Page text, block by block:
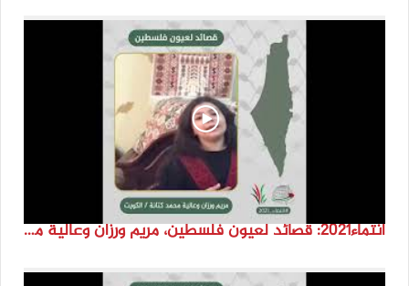
انتماء2021: قصائد لعيون فلسطين، مريم ورزان وعالية محمد كتانة، الكويت